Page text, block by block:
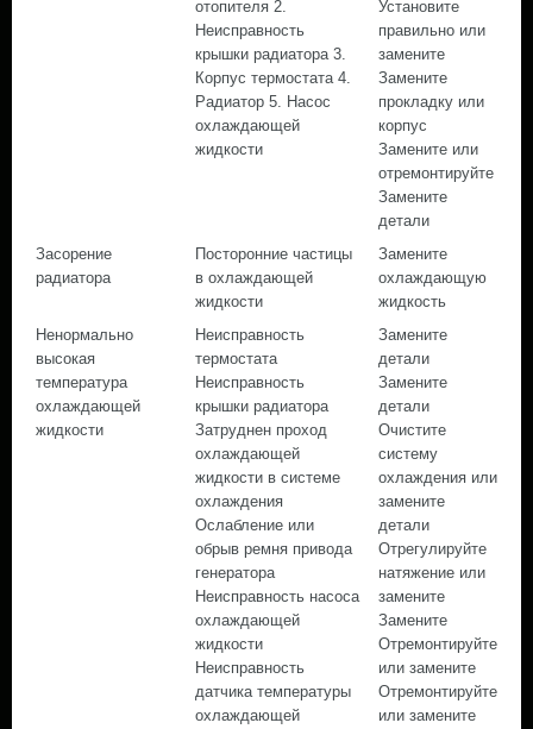
отопителя 2.
Неисправность
крышки радиатора 3.
Корпус термостата 4.
Радиатор 5. Насос
охлаждающей
жидкости
Установите
правильно или
замените
Замените
прокладку или
корпус
Замените или
отремонтируйте
Замените
детали
Засорение
радиатора
Посторонние частицы
в охлаждающей
жидкости
Замените
охлаждающую
жидкость
Ненормально
высокая
температура
охлаждающей
жидкости
Неисправность
термостата
Неисправность
крышки радиатора
Затруднен проход
охлаждающей
жидкости в системе
охлаждения
Ослабление или
обрыв ремня привода
генератора
Неисправность насоса
охлаждающей
жидкости
Неисправность
датчика температуры
охлаждающей
Замените
детали
Замените
детали
Очистите
систему
охлаждения или
замените
детали
Отрегулируйте
натяжение или
замените
Замените
Отремонтируйте
или замените
Отремонтируйте
или замените